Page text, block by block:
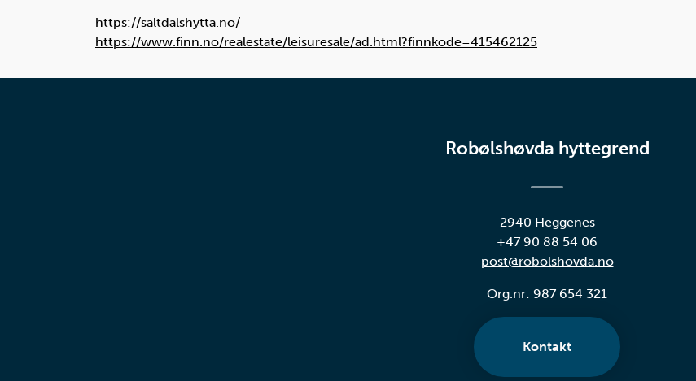
https://saltdalshytta.no/
https://www.finn.no/realestate/leisuresale/ad.html?finnkode=415462125
Robølshøvda hyttegrend
2940 Heggenes
+47 90 88 54 06
post@robolshovda.no
Org.nr: 987 654 321
Kontakt